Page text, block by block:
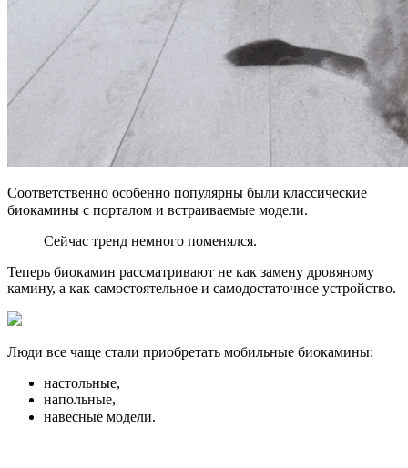
Соответственно особенно популярны были классические
биокамины с порталом и встраиваемые модели. ⠀
Сейчас тренд немного поменялся.
Теперь биокамин рассматривают не как замену дровяному
камину, а как самостоятельное и самодостаточное устройство.
Люди все чаще стали приобретать мобильные биокамины:
настольные,
напольные,
навесные модели. ⠀